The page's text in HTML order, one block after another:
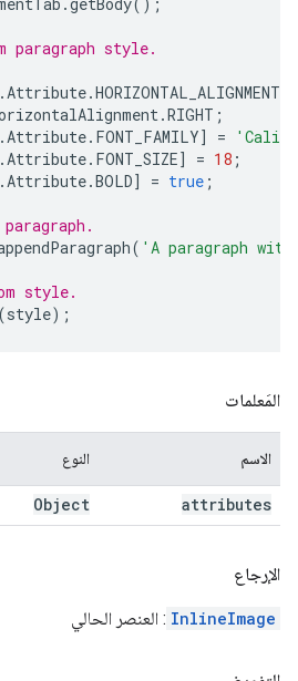
paragraph style.
.Attribute.HORIZONTAL_ALIGNMENT
.RIGHT ;
.Attribute. FONT_FAMILY] =
.Attribute. FONT_SIZE] = 18 ;
.Attribute.BOLD] = true ;
( 'A paragraph
style.
(style);
المَعلمات
الاسم النوع
attributes
Object
الإرجاع
InlineImage : العنصر الحالي